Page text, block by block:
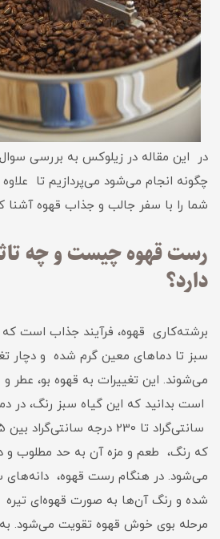
در این مقاله در زیلوکس به بررسی
چگونه انجام می‌شود می‌پردازیم تا علاوه
شما را با سفر جالب و جذاب قهوه آشنا
رست قهوه چیست و چه
دارد؟
برشته‌کاری قهوه، فرآیند جذاب است که
سبز تا دماهای معین گرم شده و دچار
می‌شوند. این تغییرات به قهوه بو،
که رنگ، طعم و مزه آن به حد مطلوب و
می‌شود. در هنگام رست قهوه،
شده و رنگ‌ آن‌ها به صورت قهوه‌ای تیره
مرحله بوی خوش قهوه تقویت می‌شود.